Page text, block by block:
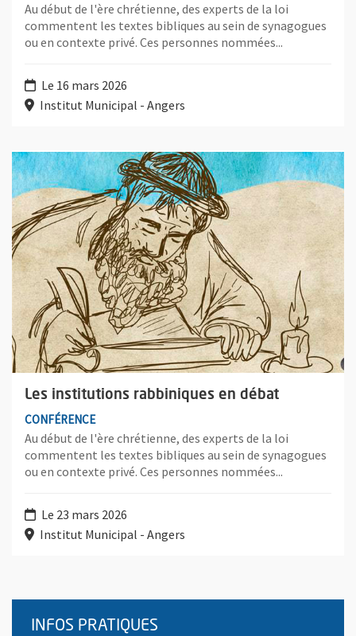
Au début de l'ère chrétienne, des experts de la loi
commentent les textes bibliques au sein de synagogues
ou en contexte privé. Ces personnes nommées...
Le 16 mars 2026
Institut Municipal - Angers
Les institutions rabbiniques en débat
CONFÉRENCE
Au début de l'ère chrétienne, des experts de la loi
commentent les textes bibliques au sein de synagogues
ou en contexte privé. Ces personnes nommées...
Le 23 mars 2026
Institut Municipal - Angers
Plus d'information sur l'évènement : Les institutions
INFOS PRATIQUES